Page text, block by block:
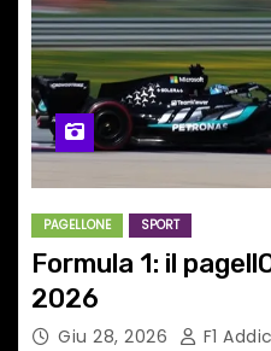
PAGELLONE SPORT
Formula 1: il
2026
Giu 28, 2026 F1